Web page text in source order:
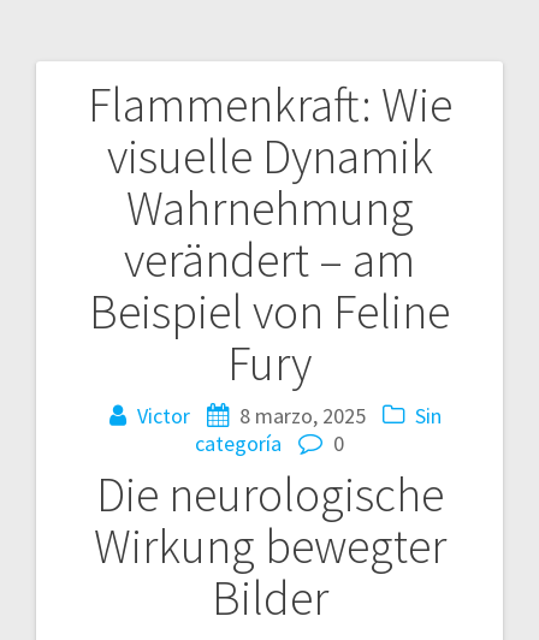
Flammenkraft: Wie
visuelle Dynamik
Wahrnehmung
verändert – am
Beispiel von Feline
Fury
Victor 8 marzo, 2025
Sin
categoría
0
Die neurologische
Wirkung bewegter
Bilder
Navegación
entradas